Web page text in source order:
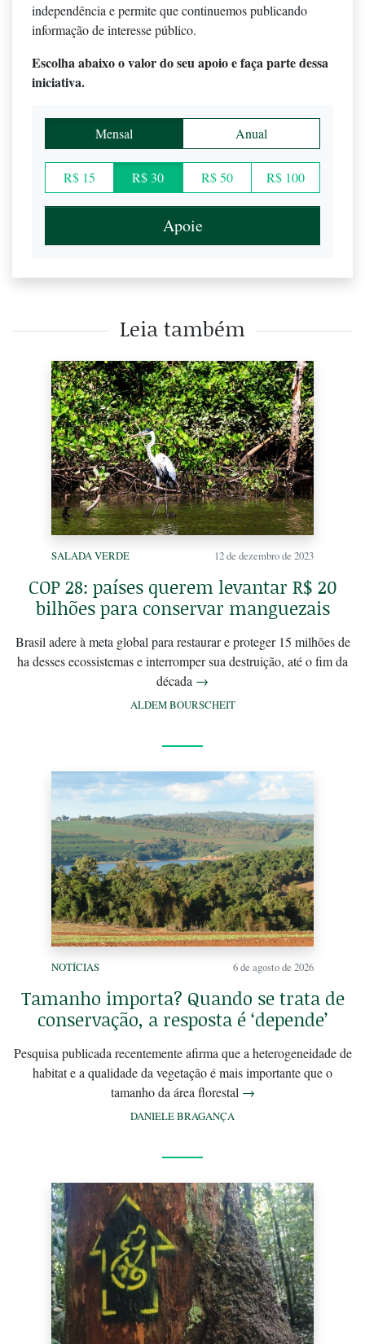
independência e permite que continuemos publicando
informação de interesse público.
Escolha abaixo o valor do seu apoio e faça parte dessa
iniciativa.
Mensal Anual
R$ 15 R$ 30 R$ 50 R$ 100
Apoie
Leia também
SALADA VERDE 12 de dezembro de 2023
COP 28: países querem levantar R$ 20
bilhões para conservar manguezais
Brasil adere à meta global para restaurar e proteger 15 milhões de
ha desses ecossistemas e interromper sua destruição, até o fim da
década →
ALDEM BOURSCHEIT
NOTÍCIAS 6 de agosto de 2026
Tamanho importa? Quando se trata de
conservação, a resposta é ‘depende’
Pesquisa publicada recentemente afirma que a heterogeneidade de
habitat e a qualidade da vegetação é mais importante que o
tamanho da área florestal →
DANIELE BRAGANÇA